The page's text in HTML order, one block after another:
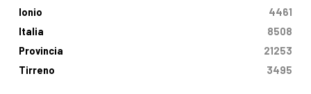
Ionio
4461
Italia
8508
Provincia
21253
Tirreno
3495